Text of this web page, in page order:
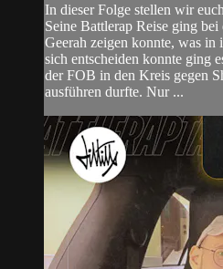
In dieser Folge stellen wir
Seine Battlerap Reise ging
Geerah zeigen konnte, was in
sich entscheiden konnte ging
der FOB in den Kreis gegen
ausführen durfte. Nur ...